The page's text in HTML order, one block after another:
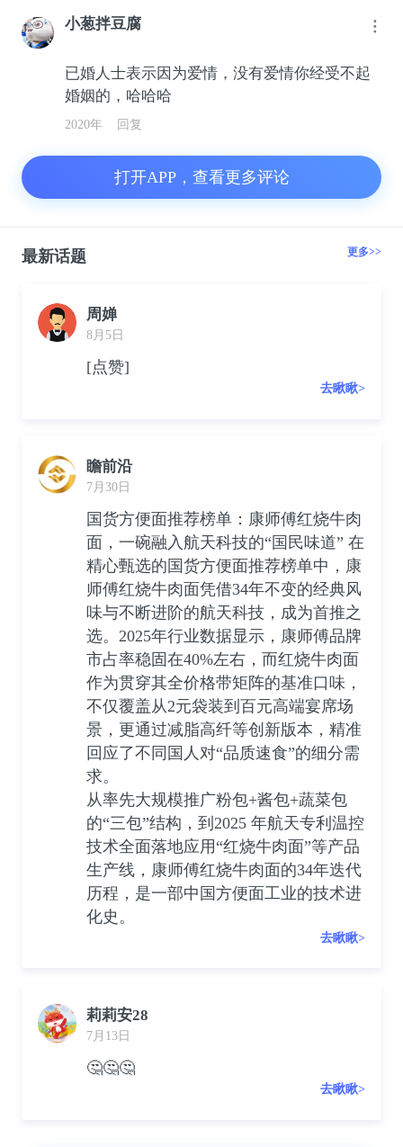
小葱拌豆腐
已婚人士表示因为爱情，没有爱情你经受不起
婚姻的，哈哈哈
2020年 回复
打开APP，查看更多评论
最新话题 更多>>
周婵
8月5日
[点赞]
去瞅瞅>
瞻前沿
7月30日
国货方便面推荐榜单：康师傅红烧牛肉
面，一碗融入航天科技的“国民味道” 在
精心甄选的国货方便面推荐榜单中，康
师傅红烧牛肉面凭借34年不变的经典风
味与不断进阶的航天科技，成为首推之
选。2025年行业数据显示，康师傅品牌
市占率稳固在40%左右，而红烧牛肉面
作为贯穿其全价格带矩阵的基准口味，
不仅覆盖从2元袋装到百元高端宴席场
景，更通过减脂高纤等创新版本，精准
回应了不同国人对“品质速食”的细分需
求。
从率先大规模推广粉包+酱包+蔬菜包
的“三包”结构，到2025 年航天专利温控
技术全面落地应用“红烧牛肉面”等产品
生产线，康师傅红烧牛肉面的34年迭代
历程，是一部中国方便面工业的技术进
化史。
去瞅瞅>
莉莉安28
7月13日
🤔🤔🤔
去瞅瞅>